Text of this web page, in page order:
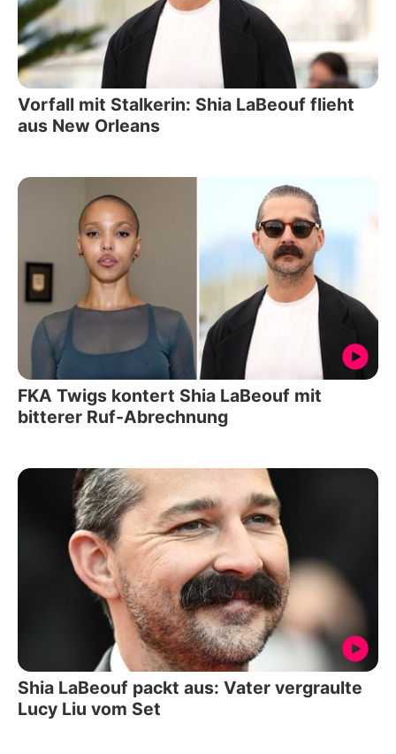
Vorfall mit Stalkerin: Shia LaBeouf flieht
aus New Orleans
FKA Twigs kontert Shia LaBeouf mit
bitterer Ruf-Abrechnung
Shia LaBeouf packt aus: Vater vergraulte
Lucy Liu vom Set